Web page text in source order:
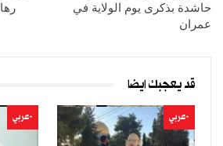
حاشدة بذكرى يوم الولاية في
عمران
قد يعجبك ايضا
-عربي -عربي